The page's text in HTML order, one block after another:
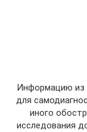
Информацию из
для
иного
исследования